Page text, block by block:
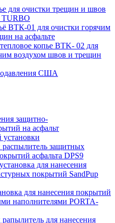
для очистки трещин и швов
ВТК-01 для очистки горячим
на асфальте
копье BTK- 02 для
воздухом швов и трещин
США
защитно-
на асфальт
защитных
асфальта DPS9
для нанесения
покрытий SandPup
для нанесения покрытий
наполнителями PORTA-
для нанесения